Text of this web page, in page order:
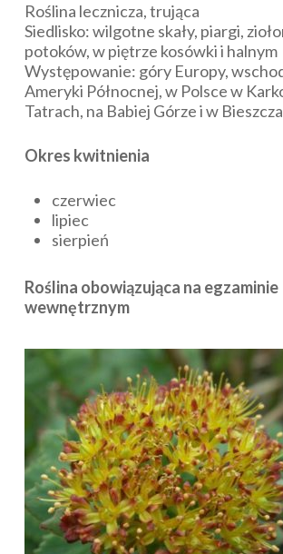
Roślina lecznicza, trująca
Siedlisko: wilgotne skały, piargi,
potoków, w piętrze kosówki i halnym
Występowanie: góry Europy,
Ameryki Północnej, w Polsce w
Tatrach, na Babiej Górze i w
Okres kwitnienia
czerwiec
lipiec
sierpień
Roślina obowiązująca na egzaminie
wewnętrznym